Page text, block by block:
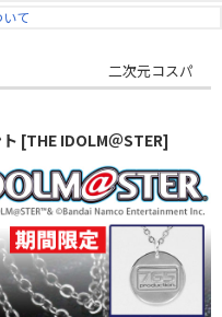
て
二次元コスパ
[THE IDOLM＠STER]